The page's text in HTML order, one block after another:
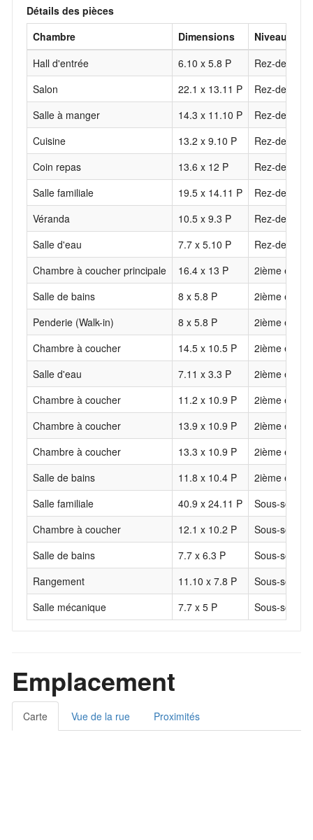
Détails des pièces
Chambre
Dimensions
Niveau
Hall d'entrée
6.10 x 5.8 P
Rez-de-
Salon
22.1 x 13.11 P
Rez-de-
Salle à manger
14.3 x 11.10 P
Rez-de-
Cuisine
13.2 x 9.10 P
Rez-de-
Coin repas
13.6 x 12 P
Rez-de-
Salle familiale
19.5 x 14.11 P
Rez-de-
Véranda
10.5 x 9.3 P
Rez-de-
Salle d'eau
7.7 x 5.10 P
Rez-de-
Chambre à coucher principale
16.4 x 13 P
2ième étage
Salle de bains
8 x 5.8 P
2ième étage
Penderie (Walk-in)
8 x 5.8 P
2ième étage
Chambre à coucher
14.5 x 10.5 P
2ième étage
Salle d'eau
7.11 x 3.3 P
2ième étage
Chambre à coucher
11.2 x 10.9 P
2ième étage
Chambre à coucher
13.9 x 10.9 P
2ième étage
Chambre à coucher
13.3 x 10.9 P
2ième étage
Salle de bains
11.8 x 10.4 P
2ième étage
Salle familiale
40.9 x 24.11 P
Sous-sol
Chambre à coucher
12.1 x 10.2 P
Sous-sol
Salle de bains
7.7 x 6.3 P
Sous-sol
Rangement
11.10 x 7.8 P
Sous-sol
Salle mécanique
7.7 x 5 P Sous-sol
Emplacement
Carte Vue de la rue Proximités